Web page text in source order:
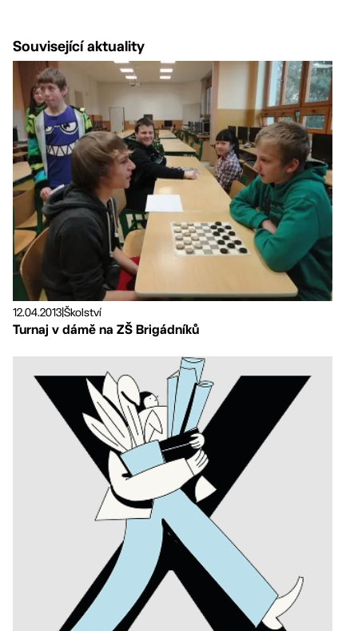
Související aktuality
12.04.2013Školství
Turnaj v dámě na ZŠ Brigádníků